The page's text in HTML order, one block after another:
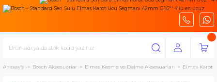
Anasayfa Bosch Aksesuarlar Elmas Kesme ve Delme Aksesuarları Elmas Karot